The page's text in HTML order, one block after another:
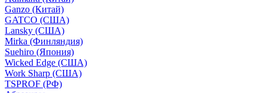
Ganzo (Китай)
GATCO (США)
Lansky (США)
Mirka (Финляндия)
Suehiro (Япония)
Wicked Edge (США)
Work Sharp (США)
TSPROF (РФ)